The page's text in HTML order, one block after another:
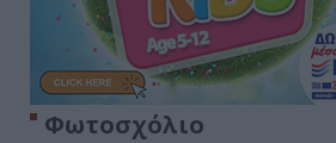
Φωτοσχόλιο